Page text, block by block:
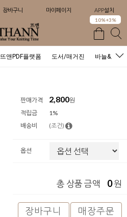
장바구니 마이페이지 APP설치
10%+3%
뜨앤PDF플랫폼 도서/매거진 바늘&도구
판매가격 2,800원
적립금
1%
배송비
(조건)
옵션
총 상품 금액 0원
장바구니
매장주문